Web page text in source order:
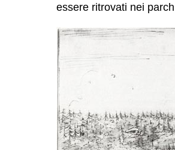
essere ritrovati nei